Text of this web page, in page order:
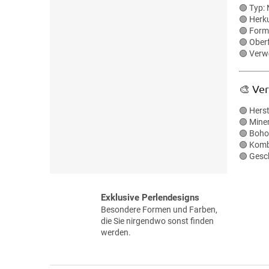
🟢 Typ:
🟢
🟢
🟢
🟢
🎨
🟢
🟢
🟢
🟢
🟢
Exklusive Perlendesigns
Besondere Formen und Farben,
die Sie nirgendwo sonst finden
werden.